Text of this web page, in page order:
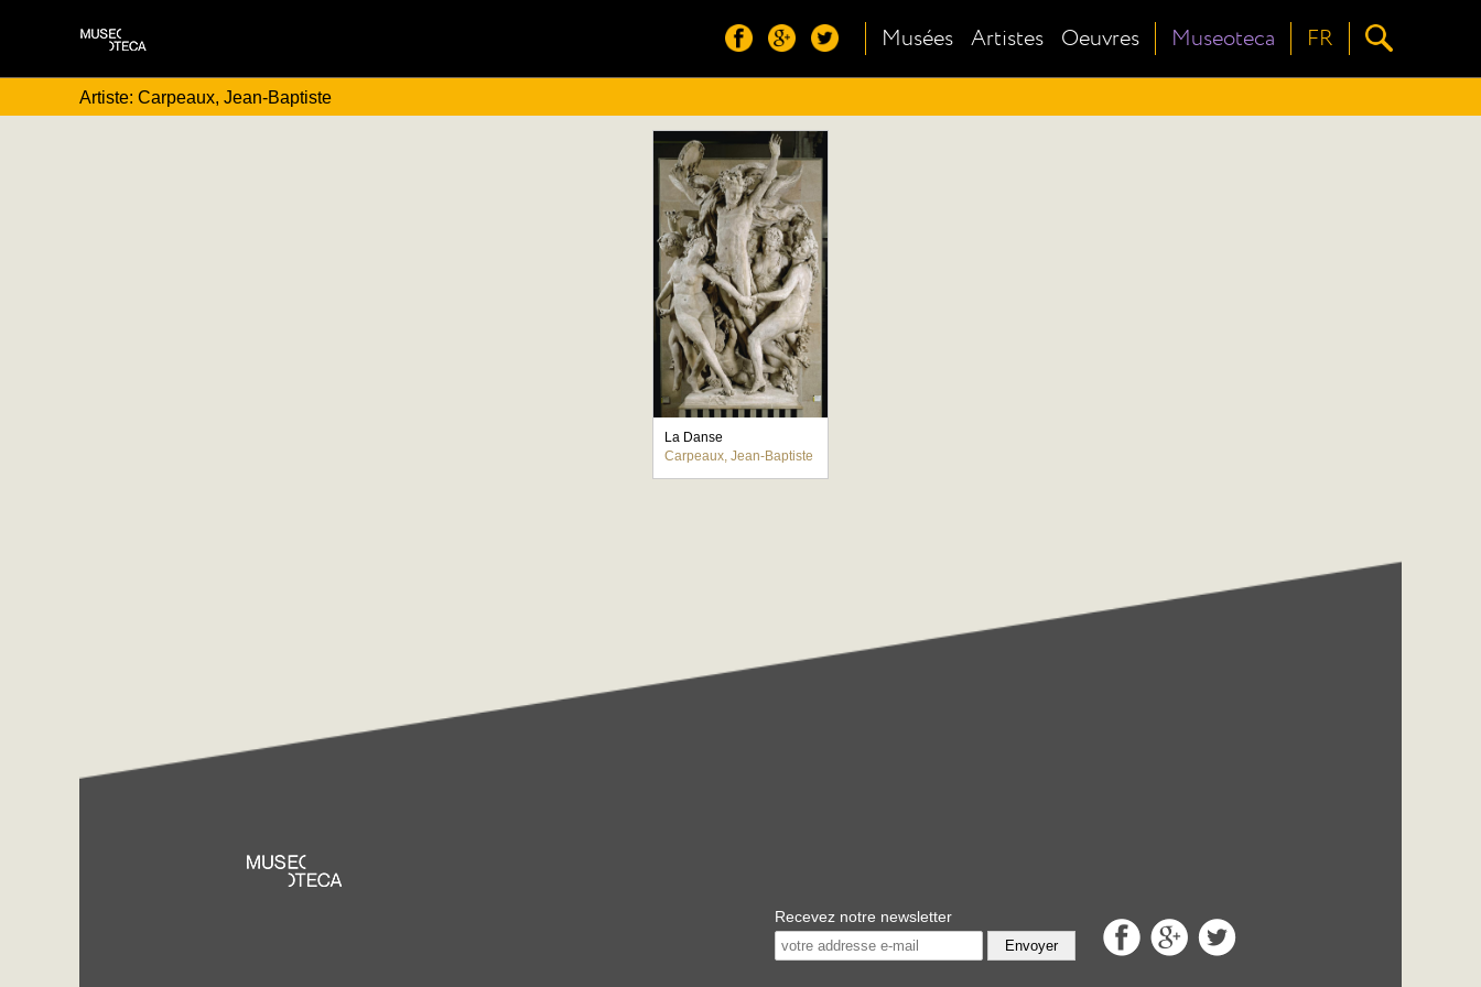
Musées Artistes Oeuvres Museoteca FR
Artiste: Carpeaux, Jean-Baptiste
La Danse
Carpeaux, Jean-Baptiste
Recevez notre newsletter
Envoyer